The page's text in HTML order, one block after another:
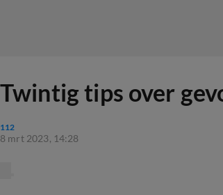
Twintig tips over
112
8 mrt 2023, 14:28